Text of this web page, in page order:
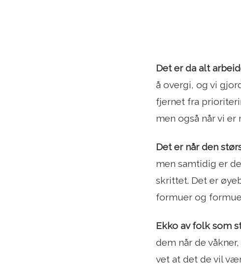
Det er da alt
å overgi, og vi
fjernet fra
men også når vi
Det er når den
men samtidig er
skrittet. Det er
formuer og
Ekko av folk som
dem når de
vet at det de vil